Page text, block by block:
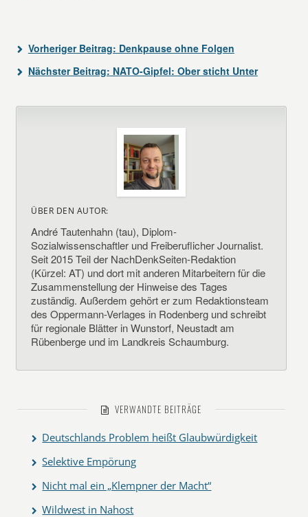
Vorheriger Beitrag: Denkpause ohne Folgen
Nächster Beitrag: NATO-Gipfel: Ober sticht Unter
ÜBER DEN AUTOR:
André Tautenhahn (tau), Diplom-
Sozialwissenschaftler und Freiberuflicher Journalist.
Seit 2015 Teil der NachDenkSeiten-Redaktion
(Kürzel: AT) und dort mit anderen Mitarbeitern für die
Zusammenstellung der Hinweise des Tages
zuständig. Außerdem gehört er zum Redaktionsteam
des Oppermann-Verlages in Rodenberg und schreibt
für regionale Blätter in Wunstorf, Neustadt am
Rübenberge und im Landkreis Schaumburg.
VERWANDTE BEITRÄGE
Deutschlands Problem heißt Glaubwürdigkeit
Selektive Empörung
Nicht mal ein „Klempner der Macht“
Wildwest in Nahost